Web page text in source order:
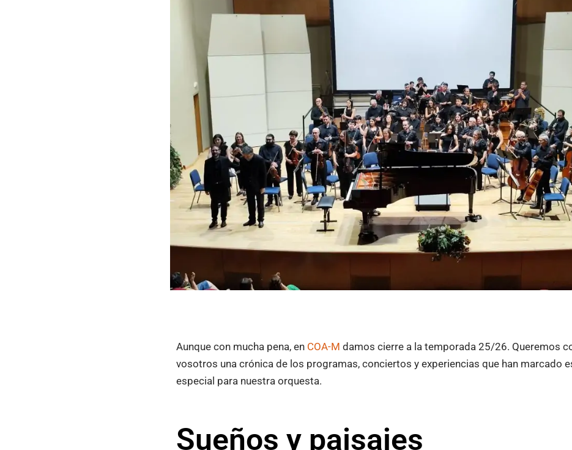
Aunque con mucha pena, en COA-M damos cierre a la temporada 25/26. Queremos
vosotros una crónica de los programas, conciertos y experiencias que han marcado
especial para nuestra orquesta.
Sueños y paisajes